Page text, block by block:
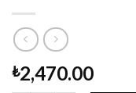
₺2,470.00